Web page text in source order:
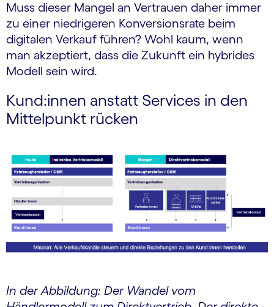
Muss dieser Mangel an Vertrauen daher immer
zu einer niedrigeren Konversionsrate beim
digitalen Verkauf führen? Wohl kaum, wenn
man akzeptiert, dass die Zukunft ein hybrides
Modell sein wird.
Kund:innen anstatt Services in den
Mittelpunkt rücken
In der Abbildung: Der Wandel vom